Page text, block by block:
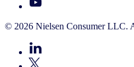
© 2026 Nielsen Consumer LLC.